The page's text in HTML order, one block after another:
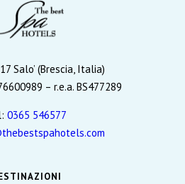
Salo’ (Brescia, Italia)
– r.e.a. BS477289
0365 546577